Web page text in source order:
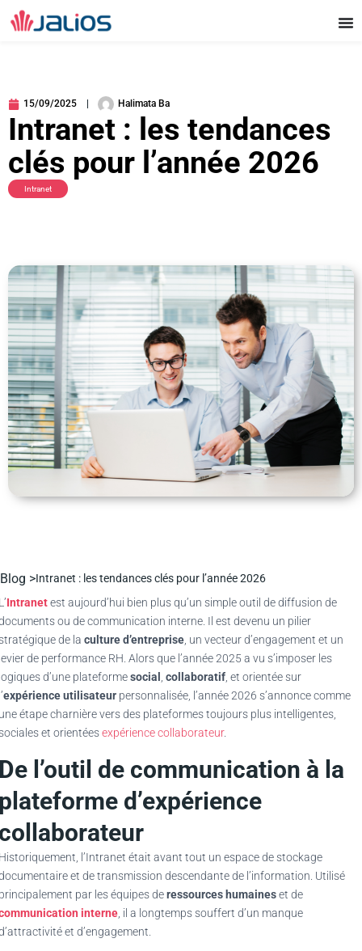
Aller
au
15/09/2025 Halimata Ba
Intranet : les tendances
clés pour l’année 2026
Intranet
Blog >Intranet : les tendances clés pour l’année 2026
Intranetest aujourd’hui bien plus qu’un simple outil de diffusion de
ou de communication interne. Il est devenu un pilier
de la culture d’entreprise , un vecteur d’engagement et un
de performance RH. Alors que l’année 2025 a vu s’imposer les
d’une plateformesocial collaboratif , et orientée sur
expérience utilisateur personnalisée, l’année 2026 s’annonce comme
étape charnière vers des plateformes toujours plus intelligentes,
et orientéesexpérience collaborateur.
l’outil de communication à la
d’expérience
l’Intranet était avant tout un espace de stockage
et de transmission descendante de l’information. Utilisé
par les équipes deressources humaineset de
interne , il a longtemps souffert d’un manque
et d’engagement.